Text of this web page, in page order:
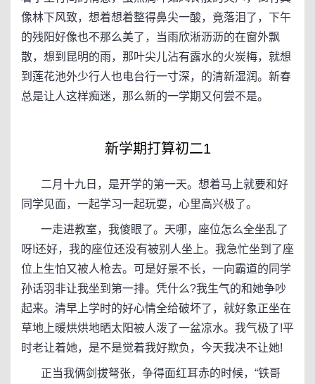
像林下风致，想着想着整得鼻尖一酸，竟落泪了，下午
的残阳好像也不那么美了，当雨欣淅沥沥的在窗外飘
散，想到昆明的雨，那叶尖儿沾有露水的火炭梅，就想
到莲花池外少行人也电台行一寸深，的清新湿润。新春
总是让人这样痴迷，那么新的一学期又何尝不是。
新学期打算初二1
二月十九日，是开学的第一天。想着马上就要和好
同学见面，一起学习一起玩耍，心里高兴极了。
一走进教室，我傻眼了。天哪，座位怎么全坐乱了
呀!还好，我的座位还没有被别人坐上。我急忙坐到了座
位上生怕又被人枪去。可是好景不长，一向霸道的同学
孙话羽非让我坐到第一排。凭什么?我生气的和她争吵
起来。清早上学时的好心情全给破坏了，就好象正坐在
草地上暖烘烘地晒太阳被人泼了一盆凉水。我气极了!平
时老让着她，是不是觉着我好欺负，今天我决不让她!
正当我俩剑拔弩张，争得面红耳赤的时候，“铁哥